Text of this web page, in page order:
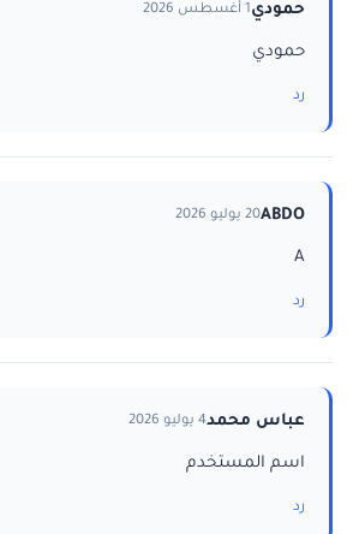
حمودي1 أغسطس 2026
حمودي
رد
ABDO20 يوليو 2026
A
رد
عباس محمد4 يوليو 2026
اسم المستخدم
رد